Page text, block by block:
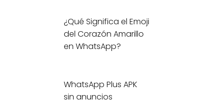
¿Qué Significa el Emoji
del Corazón Amarillo
en WhatsApp?
WhatsApp Plus APK
sin anuncios